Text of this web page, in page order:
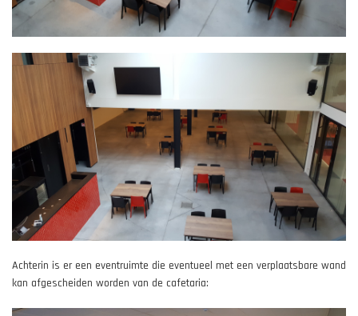
Achterin is er een eventruimte die eventueel met een verplaatsbare wand
kan afgescheiden worden van de cafetaria: